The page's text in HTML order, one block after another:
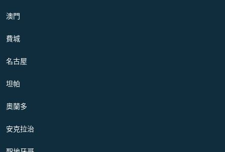
澳門
費城
名古屋
坦帕
奧蘭多
安克拉治